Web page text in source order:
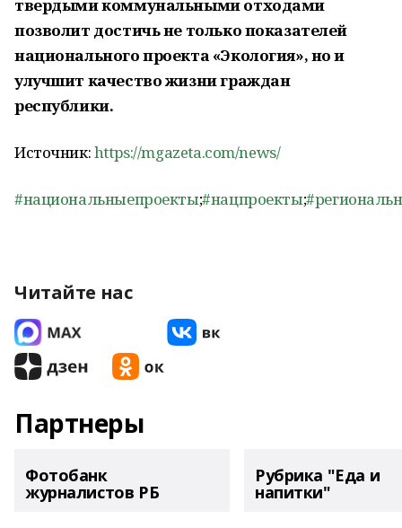
твердыми коммунальными отходами
позволит достичь не только показателей
национального проекта «Экология», но и
улучшит качество жизни граждан
республики.
Источник:https://mgazeta.com/news/
#национальныепроекты;#нацпроекты;
Читайте нас
Партнеры
Фотобанк
журналистов РБ
Рубрика "Еда и
напитки"